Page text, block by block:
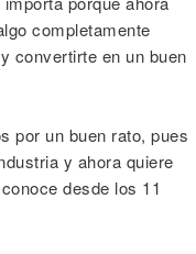
completamente
convertirte en un buen
por un buen rato, pues
y ahora quiere
desde los 11